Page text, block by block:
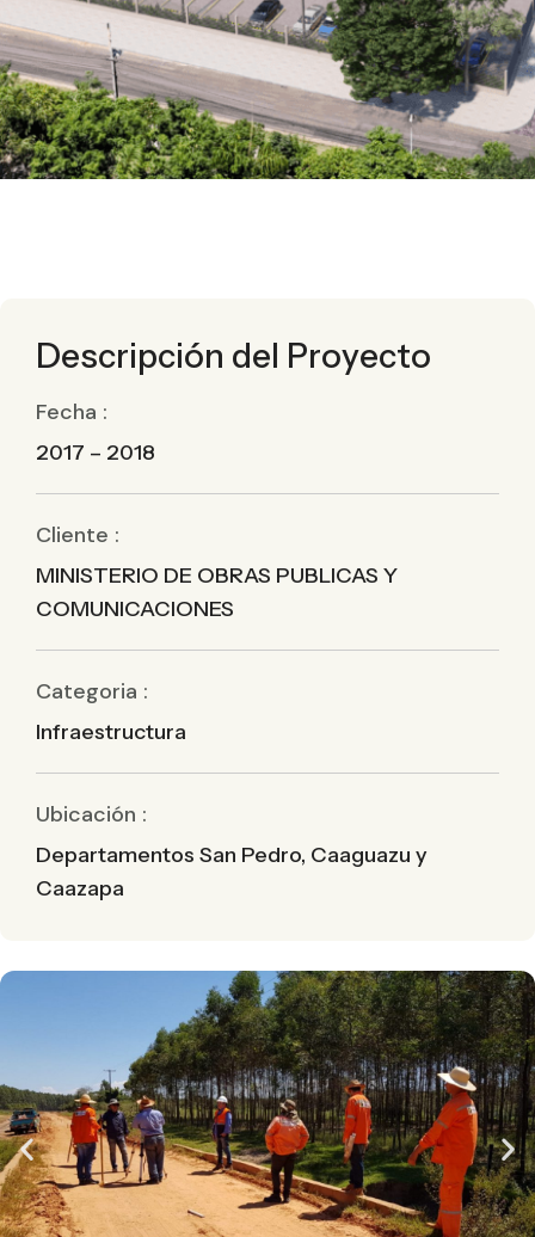
Descripción del Proyecto
Fecha :
2017 – 2018
Cliente :
MINISTERIO DE OBRAS PUBLICAS Y
COMUNICACIONES
Categoria :
Infraestructura
Ubicación :
Departamentos San Pedro, Caaguazu y
Caazapa